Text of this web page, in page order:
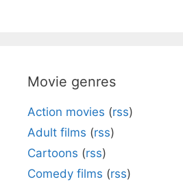
Movie genres
Action movies (rss)
Adult films (rss)
Cartoons (rss)
Comedy films (rss)